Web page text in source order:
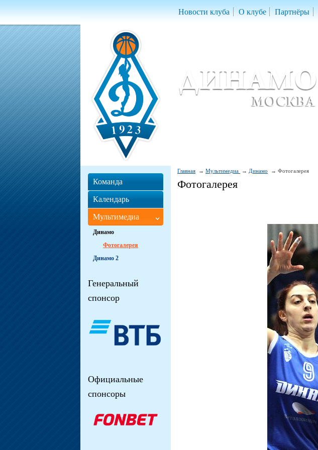
Новости клуба О клубе Партнёры
Главная Мультимедиа Динамо Фотогалерея
Фотогалерея
Команда
Календарь
Мультимедиа
Динамо
Фотогалерея
Динамо 2
Генеральный
спонсор
Официальные
спонсоры